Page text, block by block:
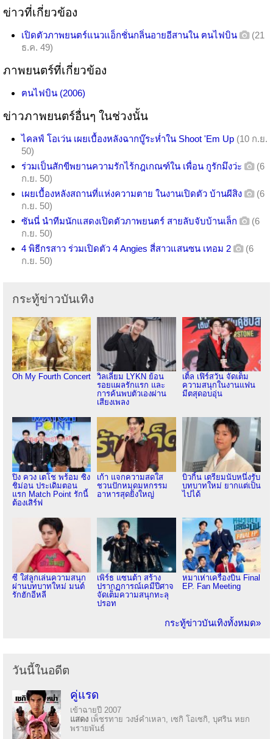
ข่าวที่เกี่ยวข้อง
เปิดตัวภาพยนตร์แนวแอ็กชั่นกลิ่นอายอีสานใน ฅนไฟบิน
(21
ธ.ค. 49)
ภาพยนตร์ที่เกี่ยวข้อง
ฅนไฟบิน (2006)
ข่าวภาพยนตร์อื่นๆ ในช่วงนั้น
ไคลฟ์ โอเว่น เผยเบื้องหลังฉากบู๊ระห่ำใน Shoot 'Em Up (10 ก.ย.
50)
ร่วมเป็นสักขีพยานความรักไร้กฎเกณฑ์ใน เพื่อน กูรักมึงว่ะ
(6
ก.ย. 50)
เผยเบื้องหลังสถานที่แห่งความตาย ในงานเปิดตัว บ้านผีสิง
(6
ก.ย. 50)
ซันนี่ นำทีมนักแสดงเปิดตัวภาพยนตร์ สายลับจับบ้านเล็ก
(6
ก.ย. 50)
4 พิธีกรสาว ร่วมเปิดตัว 4 Angies สี่สาวแสนซน เทอม 2
(6
ก.ย. 50)
กระทู้ข่าวบันเทิง
Oh My Fourth Concert
วิลเลี่ยม LYKN ย้อน
รอยแผลรักแรก และ
การค้นพบตัวเองผ่าน
เสียงเพลง
เติ้ล เฟิร์สวัน จัดเต็ม
ความสนุกในงานแฟน
มีตสุดอบอุ่น
ปิง ควง เตโช พร้อม ซิง
ชิม่อน ประเดิมตอน
แรก Match Point รักนี้
ต้องเสิร์ฟ
เก้า แจกความสดใส
ชวนปักหมุดมหกรรม
อาหารสุดยิ่งใหญ่
บิวกิ้น เตรียมนับหนึ่งรับ
บทบาทใหม่ ยากแต่เป็น
ไปได้
ซี ใส่ลูกเล่นความสนุก
ผ่านบทบาทใหม่ มนต์
รักฮักอีหลี
เพิร์ธ แซนต้า สร้าง
ปรากฏการณ์เคมีปีศาจ
จัดเต็มความสนุกทะลุ
ปรอท
หมาเห่าเครื่องบิน Final
EP. Fan Meeting
กระทู้ข่าวบันเทิงทั้งหมด»
วันนี้ในอดีต
คู่แรด
เข้าฉายปี 2007
แสดง เพ็ชรทาย วงษ์คำเหลา, เซกิ โอเซกิ, บุศริน หยก
พรายพันธ์